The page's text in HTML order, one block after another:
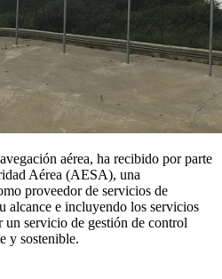
aérea, ha recibido por parte
Aérea (AESA), una
proveedor de servicios de
alcance e incluyendo los servicios
servicio de gestión de control
y sostenible.